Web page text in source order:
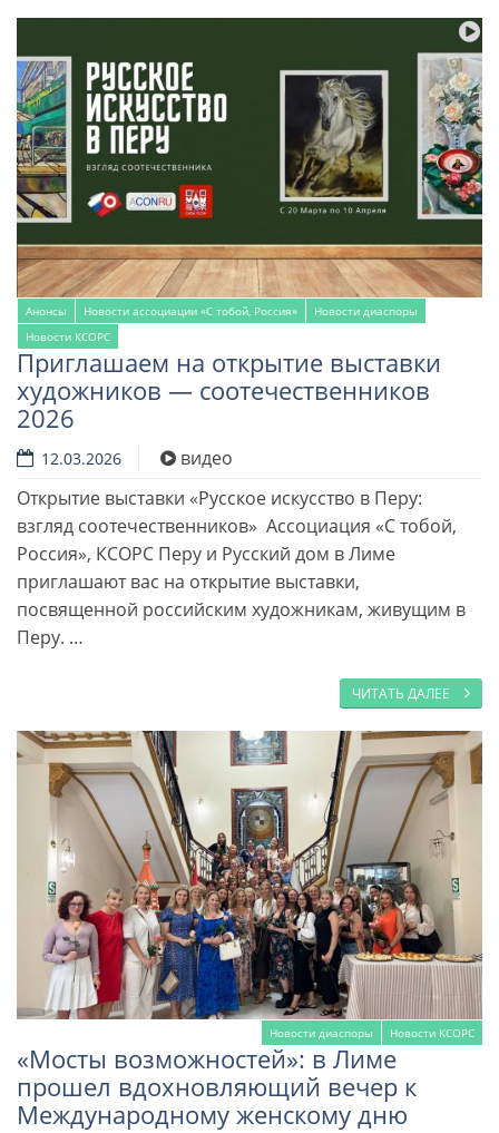
Анонсы Новости ассоциации «С тобой, Россия»
Новости диаспоры
Новости КСОРС
Приглашаем на открытие выставки
художников — соотечественников
2026
12.03.2026
видео
Открытие выставки «Русское искусство в Перу:
взгляд соотечественников» Ассоциация «С тобой,
Россия», КСОРС Перу и Русский дом в Лиме
приглашают вас на открытие выставки,
посвященной российским художникам, живущим в
Перу. …
ЧИТАТЬ ДАЛЕЕ
Новости диаспоры Новости КСОРС
«Мосты возможностей»: в Лиме
прошел вдохновляющий вечер к
Международному женскому дню